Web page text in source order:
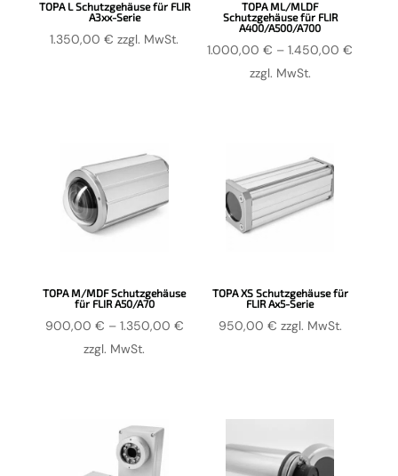
TOPA L Schutzgehäuse für FLIR
A3xx-Serie
1.350,00€ zzgl. MwSt.
TOPA ML/MLDF
Schutzgehäuse für FLIR
A400/A500/A700
1.000,00€ –1.450,00€
zzgl. MwSt.
TOPA M/MDF Schutzgehäuse
für FLIR A50/A70
900,00 € – 1.350,00 €Preisspanne:
zzgl. MwSt.
TOPA XS Schutzgehäuse für
FLIR Ax5-Serie
950,00 € zzgl. MwSt.